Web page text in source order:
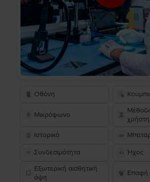
Οθόνη
Μικρόφωνο
χρήστη
Ιστορικό
Συνδεσιμότητα
Ήχος
Εξωτερική αισθητική
όψη
Επαφή